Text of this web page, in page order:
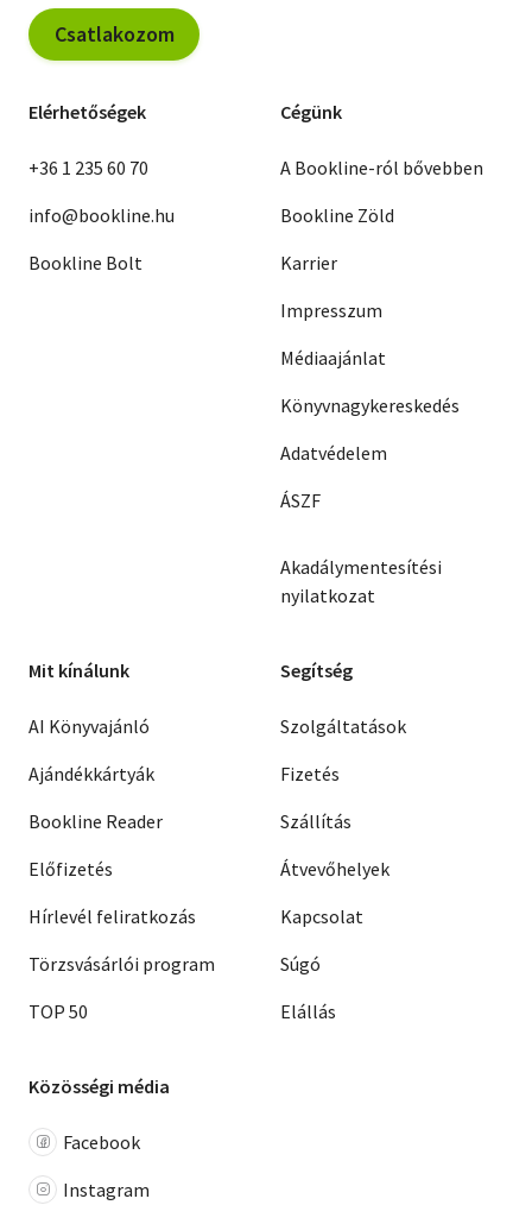
Csatlakozom
Elérhetőségek
+36 1 235 60 70
info@bookline.hu
Bookline Bolt
Cégünk
A Bookline-ról bővebben
Bookline Zöld
Karrier
Impresszum
Médiaajánlat
Könyvnagykereskedés
Adatvédelem
ÁSZF
Akadálymentesítési
nyilatkozat
Mit kínálunk
AI Könyvajánló
Ajándékkártyák
Bookline Reader
Előfizetés
Hírlevél feliratkozás
Törzsvásárlói program
TOP 50
Segítség
Szolgáltatások
Fizetés
Szállítás
Átvevőhelyek
Kapcsolat
Súgó
Elállás
Közösségi média
Facebook
Instagram